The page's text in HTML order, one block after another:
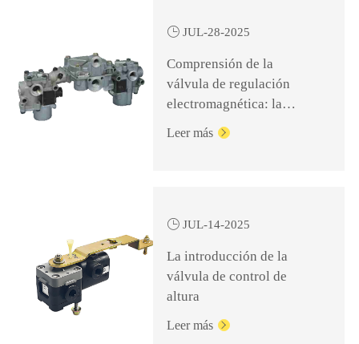
 JUL-28-2025
Comprensión de la
válvula de regulación
electromagnética: la
clave para un frenado
seguro y eficiente
Leer más 
 JUL-14-2025
La introducción de la
válvula de control de
altura
Leer más 